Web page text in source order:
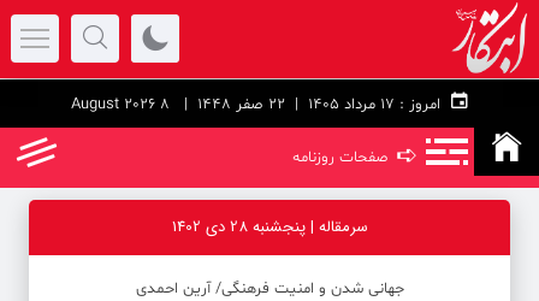
امروز : 22 صفر 1448 | 8 August 2026
➪ صفحات روزنامه
سرمقاله | پنجشنبه 28 دی 1402
جهانی شدن و امنیت فرهنگی/ آرین احمدی